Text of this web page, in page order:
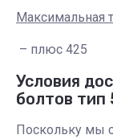
Максимальная
– плюс 425
Условия
болтов тип
Поскольку мы